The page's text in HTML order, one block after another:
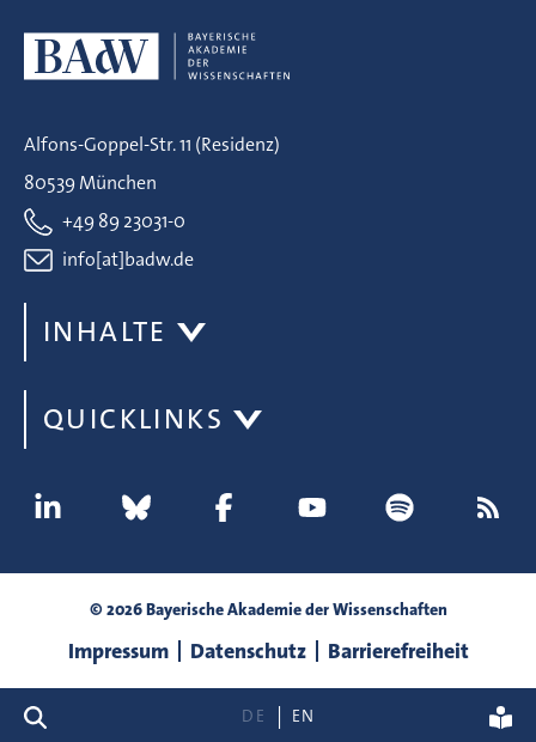
Suche DE EN
Alfons-Goppel-Str. 11 (Residenz)
80539 München
+49 89 23031-0
info[at]badw.de
INHALTE
QUICKLINKS
© 2026 Bayerische Akademie der Wissenschaften
Impressum Datenschutz Barrierefreiheit